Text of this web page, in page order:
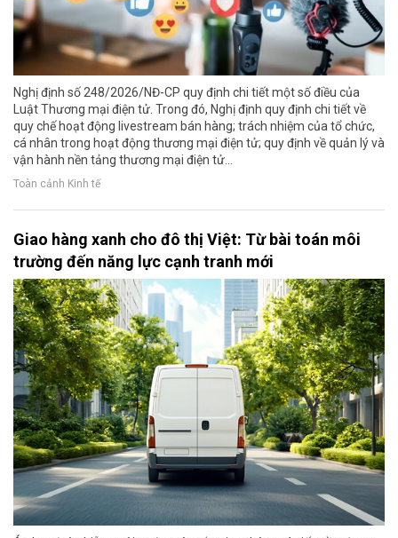
Nghị định số 248/2026/NĐ-CP quy định chi tiết một số điều của
Luật Thương mại điện tử. Trong đó, Nghị định quy định chi tiết về
quy chế hoạt động livestream bán hàng; trách nhiệm của tổ chức,
cá nhân trong hoạt động thương mại điện tử; quy định về quản lý và
vận hành nền tảng thương mại điện tử...
Toàn cảnh Kinh tế
Giao hàng xanh cho đô thị Việt: Từ bài toán môi
trường đến năng lực cạnh tranh mới